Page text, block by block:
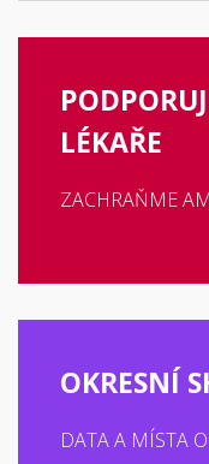
LÉKAŘE
ZACHRAŇME
OKRESNÍ
DATA A MÍSTA